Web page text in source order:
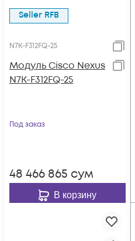
Seller RFB
N7K-F312FQ-25
Модуль Cisco Nexus
N7K-F312FQ-25
Под заказ
48 466 865 сум
В корзину